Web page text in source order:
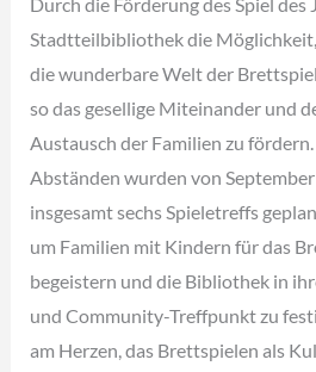
Stadtteilbibliothek die
die wunderbare Welt der
so das gesellige Miteinander und
Austausch der Familien zu
Abständen wurden von
insgesamt sechs Spieletreffs
um Familien mit Kindern für das
begeistern und die Bibliothek in
und Community-Treffpunkt zu
am Herzen, das Brettspielen als